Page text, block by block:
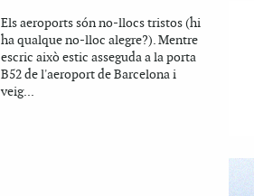
Els aeroports són no-llocs tristos (hi
ha qualque no-lloc alegre?). Mentre
escric això estic asseguda a la porta
B52 de l'aeroport de Barcelona i
veig...